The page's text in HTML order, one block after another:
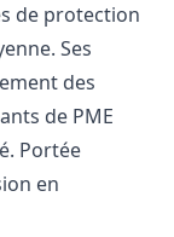
de protection
Ses
des
de PME
Portée
en